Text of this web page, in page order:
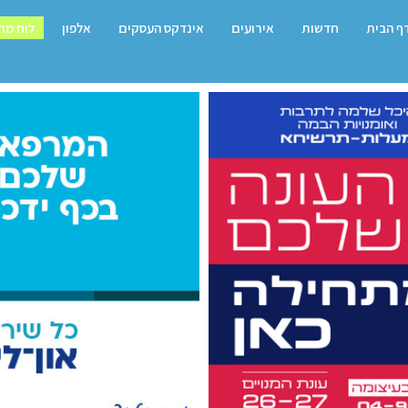
הבית חדשות אירועים אינדקס העסקים אלפון לוח